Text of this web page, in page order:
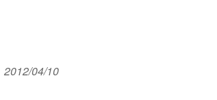
2012/04/10